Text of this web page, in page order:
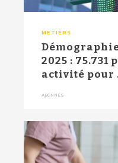
MÉTIERS
2025 :
activité pour
ABONNÉS